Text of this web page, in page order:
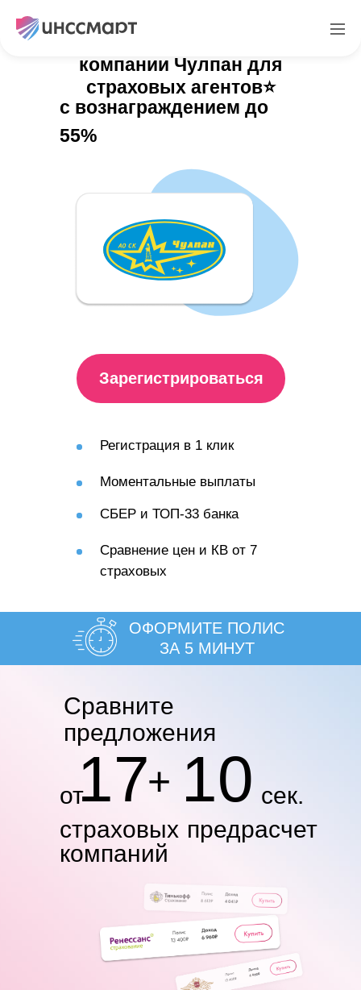
Платформа страховой
компании Чулпан для
страховых агентов⭐️
Регистрация в 1 клик
Моментальные выплаты
СБЕР и ТОП-33 банка
Сравнение цен и КВ от 7
страховых
Зарегистрироваться
с вознаграждением до
55%
ОФОРМИТЕ ПОЛИС
ЗА 5 МИНУТ
от17
Cравните
предложения
сек.
10
+
страховых
компаний
предрасчет